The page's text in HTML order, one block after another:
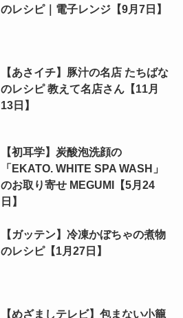
のレシピ｜電子レンジ【9月7日】
【あさイチ】豚汁の名店 たちばな
のレシピ 教えて名店さん【11月
13日】
【初耳学】炭酸泡洗顔の
「EKATO. WHITE SPA WASH」
のお取り寄せ MEGUMI【5月24
日】
【ガッテン】冷凍かぼちゃの煮物
のレシピ【1月27日】
【めざましテレビ】包まない小籠